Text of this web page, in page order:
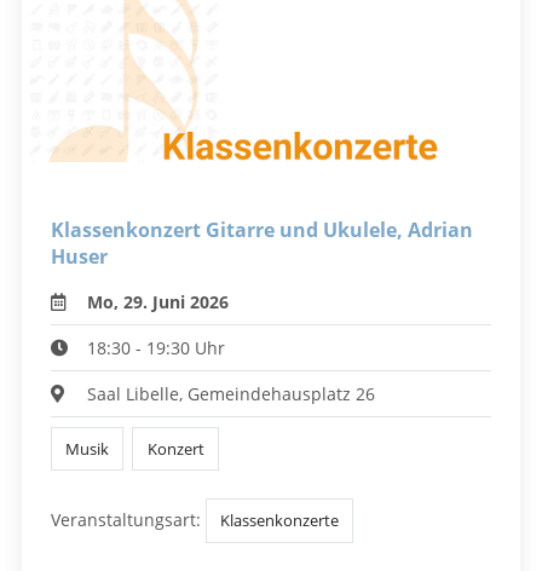
Klassenkonzert Gitarre und Ukulele, Adrian
Huser
Mo, 29. Juni 2026
18:30 - 19:30 Uhr
Saal Libelle, Gemeindehausplatz 26
Musik Konzert
Veranstaltungsart: Klassenkonzerte